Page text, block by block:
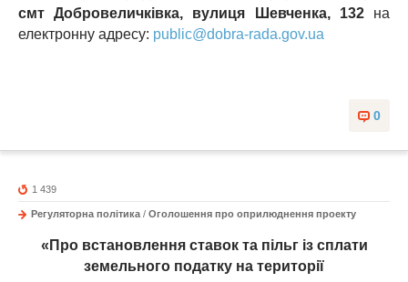
смт Добровеличківка, вулиця Шевченка, 132на
електронну адресу: public@dobra-rada.gov.ua
0
1 439
Регуляторна політика / Оголошення про оприлюднення проекту
«Про встановлення ставок та пільг із сплати
земельного податку на території